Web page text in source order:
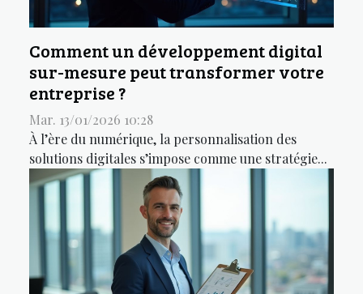
Comment un développement digital
sur-mesure peut transformer votre
entreprise ?
Mar. 13/01/2026 10:28
À l’ère du numérique, la personnalisation des
solutions digitales s’impose comme une stratégie...